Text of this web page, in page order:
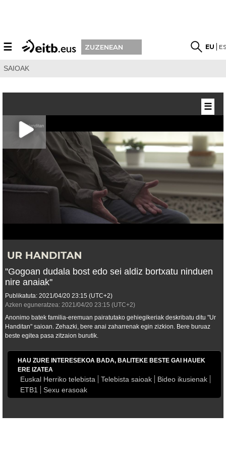
☰ ZUZENEAN EU
SAIOAK
''Gogoan dudala bost edo sei aldiz bortxatu ninduen
nire anaiak''
Publikatuta: 2021/04/20 23:15 (UTC+2)
Azken eguneratzea: 2021/04/20 23:15 (UTC+2)
Anonimo batek familia-eremuan pairatutako gehiegikeriak deskribatu ditu "Ur
Handitan" saioan. Zehazki, bere anai zaharrenak egin zizkion. Bere buruaz
beste egitea pasa zitzaion burutik.
HAU ZURE INTERESEKOA BADA, BALITEKE BESTE GAI HAUEK
ERE IZATEA
Euskal Herriko telebista Telebista saioak
Bideo ikusienak
ETB1
Sexu erasoak
☰